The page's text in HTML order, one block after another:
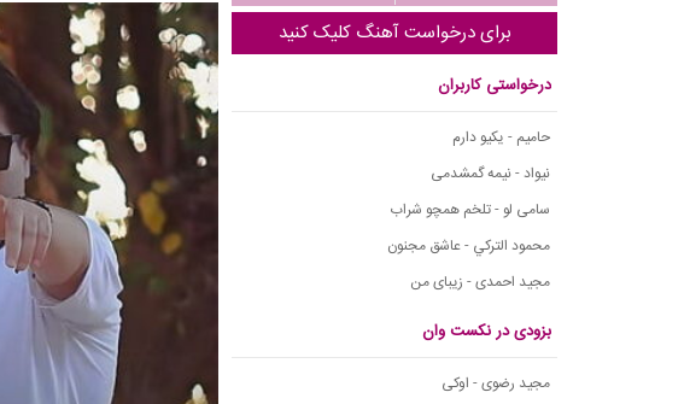
برای درخواست آهنگ کلیک کنید
درخواستی کاربران
حامیم - یکیو دارم
نیواد - نیمه گمشدمی
سامی لو - تلخم همچو شراب
محمود التركي - عاشق مجنون
مجید احمدی - زیبای من
بزودی در نکست وان
مجید رضوی - اوکی